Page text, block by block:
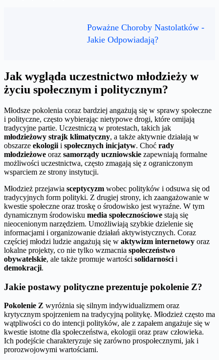
Poważne Choroby Nastolatków -
Jakie Odpowiadają?
Jak wygląda uczestnictwo młodzieży w
życiu społecznym i politycznym?
Młodsze pokolenia coraz bardziej angażują się w sprawy społeczne
i polityczne, często wybierając nietypowe drogi, które omijają
tradycyjne partie. Uczestniczą w protestach, takich jak
młodzieżowy strajk klimatyczny, a także aktywnie działają w
obszarze ekologii i społecznych inicjatyw. Choć rady
młodzieżowe oraz samorządy uczniowskie zapewniają formalne
możliwości uczestnictwa, często zmagają się z ograniczonym
wsparciem ze strony instytucji.
Młodzież przejawia sceptycyzm wobec polityków i odsuwa się od
tradycyjnych form polityki. Z drugiej strony, ich zaangażowanie w
kwestie społeczne oraz troskę o środowisko jest wyraźne. W tym
dynamicznym środowisku media społecznościowe stają się
nieocenionym narzędziem. Umożliwiają szybkie dzielenie się
informacjami i organizowanie działań aktywistycznych. Coraz
częściej młodzi ludzie angażują się w aktywizm internetowy oraz
lokalne projekty, co nie tylko wzmacnia społeczeństwo
obywatelskie, ale także promuje wartości solidarności i
demokracji.
Jakie postawy polityczne prezentuje pokolenie Z?
Pokolenie Z wyróżnia się silnym indywidualizmem oraz
krytycznym spojrzeniem na tradycyjną politykę. Młodzież często ma
wątpliwości co do intencji polityków, ale z zapałem angażuje się w
kwestie istotne dla społeczeństwa, ekologii oraz praw człowieka.
Ich podejście charakteryzuje się zarówno prospołecznymi, jak i
prorozwojowymi wartościami.